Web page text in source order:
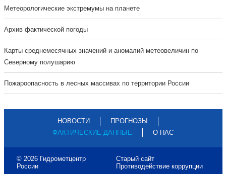
Метеорологические экстремумы на планете
Архив фактической погоды
Карты среднемесячных значений и аномалий метеовеличин по
Северному полушарию
Пожароопасность в лесных массивах по территории России
НОВОСТИ
ПРОГНОЗЫ
ФАКТИЧЕСКИЕ ДАННЫЕ
О НАС
© 2026 Гидрометцентр
России
Старый сайт
Противодействие коррупции